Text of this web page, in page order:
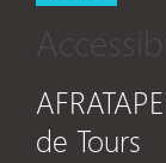
de Tours